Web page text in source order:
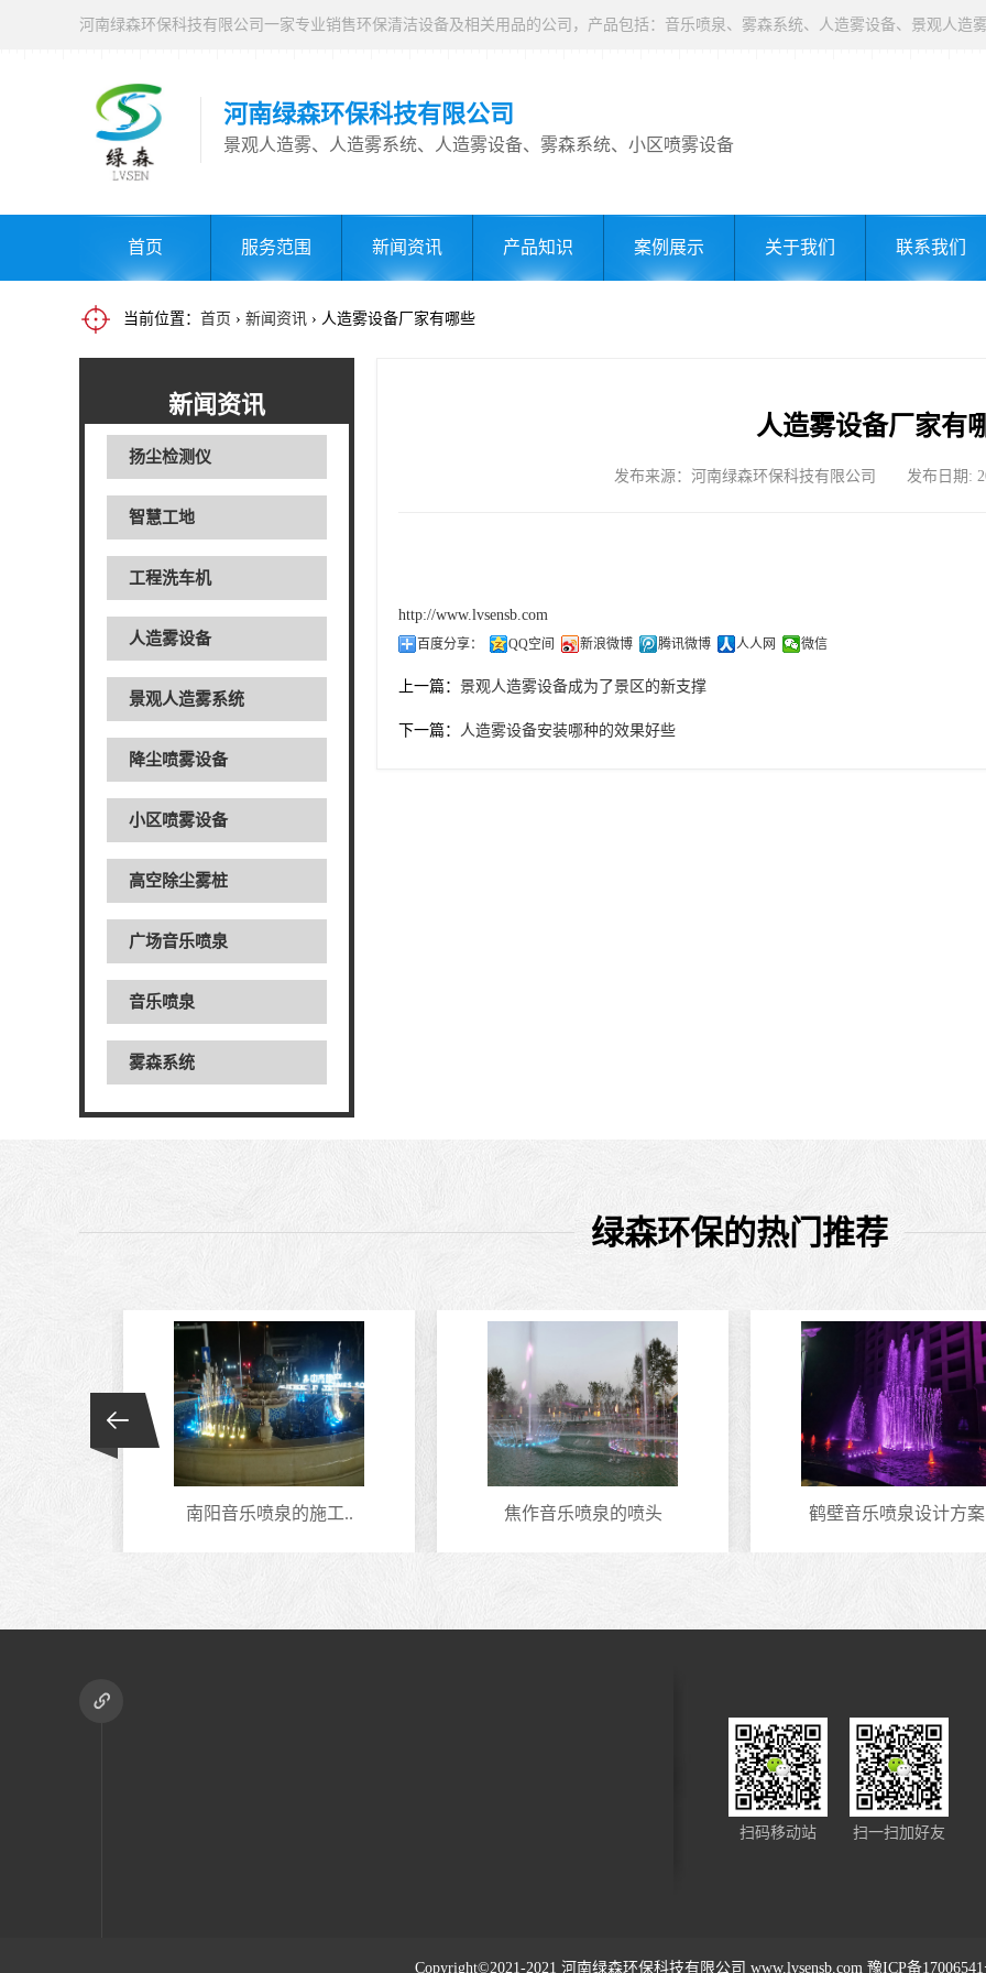
河南绿森环保科技有限公司
景观人造雾、人造雾系统、人造雾设备、雾森系统、小区喷雾设备
首页 服务范围 新闻资讯 产品知识 案例展示 关于我们 联系我们
当前位置： 首页 › 新闻资讯 › 人造雾设备厂家有哪些
新闻资讯
扬尘检测仪
智慧工地
工程洗车机
人造雾设备
景观人造雾系统
降尘喷雾设备
小区喷雾设备
高空除尘雾桩
广场音乐喷泉
音乐喷泉
雾森系统
人造雾设备厂家有
发布来源：河南绿森环保科技有限公司 发布日期:
http://www.lvsensb.com
百度分享： QQ空间 新浪微博 腾讯微博 人人网 微信
上一篇： 景观人造雾设备成为了景区的新支撑
下一篇： 人造雾设备安装哪种的效果好些
绿森环保的热门推荐
南阳音乐喷泉的施工.. 焦作音乐喷泉的喷头 鹤壁音乐喷泉设计方案
扫码移动站 扫一扫加好友
Copyright©2021-2021 河南绿森环保科技有限公司 www.lvsensb.com 豫ICP备